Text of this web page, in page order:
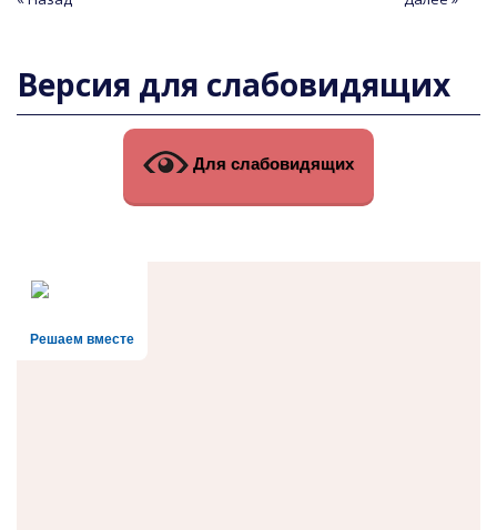
записям
Версия для слабовидящих
Для слабовидящих
Решаем вместе